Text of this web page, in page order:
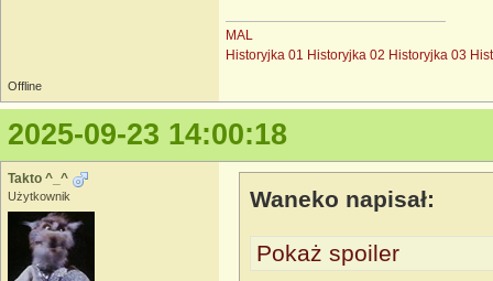
MAL
Historyjka 01 Historyjka 02 Historyjka 03
Offline
2025-09-23 14:00:18
Takto ^_^
Użytkownik Waneko napisał:
Pokaż spoiler